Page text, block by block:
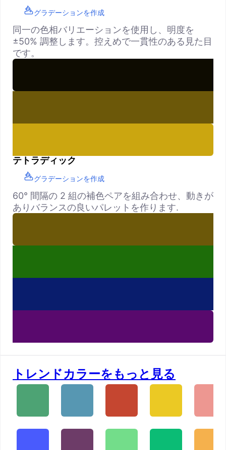
グラデーションを作成
同一の色相バリエーションを使用し、明度を
±50% 調整します。控えめで一貫性のある見た目
です。
テトラディック
グラデーションを作成
60° 間隔の 2 組の補色ペアを組み合わせ、動きが
ありバランスの良いパレットを作ります.
トレンドカラーをもっと見る